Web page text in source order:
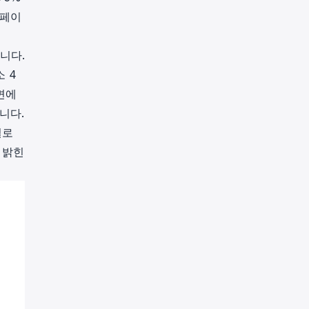
이
다.
4
에
다.
힌